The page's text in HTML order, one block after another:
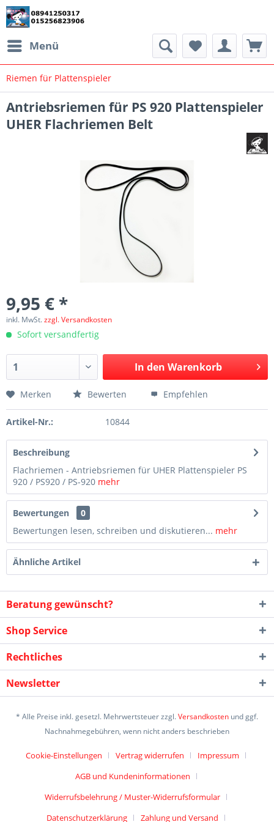
Menü
Riemen für Plattenspieler
Antriebsriemen für PS 920 Plattenspieler
UHER Flachriemen Belt
9,95 € *
inkl. MwSt.zzgl. Versandkosten
Sofort versandfertig
In den Warenkorb
Merken Bewerten Empfehlen
Artikel-Nr.: 10844
Beschreibung
Flachriemen - Antriebsriemen für UHER Plattenspieler PS
920 / PS920 / PS-920 mehr
Bewertungen
0
Bewertungen lesen, schreiben und diskutieren... mehr
Ähnliche Artikel
Beratung gewünscht?
Shop Service
Rechtliches
Newsletter
* Alle Preise inkl. gesetzl. Mehrwertsteuer zzgl.Versandkosten und ggf.
Nachnahmegebühren, wenn nicht anders beschrieben
Cookie-Einstellungen Vertrag widerrufen
Impressum
AGB und Kundeninformationen
Widerrufsbelehrung / Muster-Widerrufsformular
Datenschutzerklärung
Zahlung und Versand